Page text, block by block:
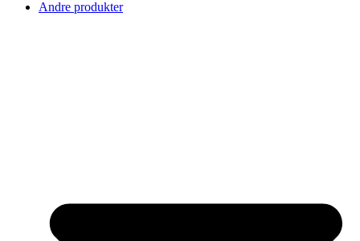
Andre produkter